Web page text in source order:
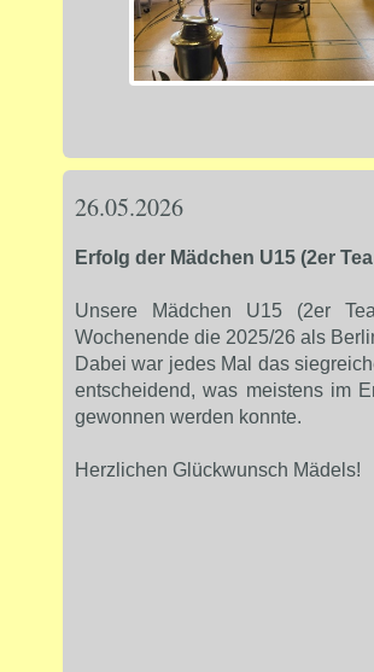
26.05.2026
Erfolg der Mädchen U15 (2er
Unsere Mädchen U15 (2er
Wochenende die 2025/26 als
Dabei war jedes Mal das
entscheidend, was meistens im
gewonnen werden konnte.
Herzlichen Glückwunsch Mädels!